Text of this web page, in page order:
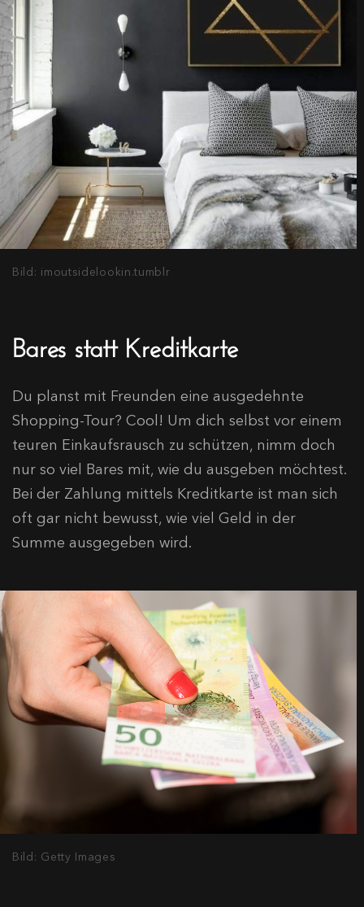
Bild: imoutsidelookin.tumblr
Bares statt Kreditkarte
Du planst mit Freunden eine ausgedehnte
Shopping-Tour? Cool! Um dich selbst vor einem
teuren Einkaufsrausch zu schützen, nimm doch
nur so viel Bares mit, wie du ausgeben möchtest.
Bei der Zahlung mittels Kreditkarte ist man sich
oft gar nicht bewusst, wie viel Geld in der
Summe ausgegeben wird.
Bild: Getty Images